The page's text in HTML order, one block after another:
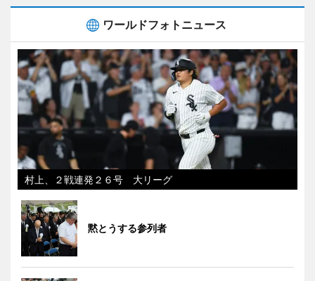
ワールドフォトニュース
村上、２戦連発２６号 大リーグ
黙とうする参列者